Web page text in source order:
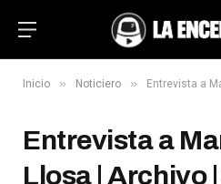
Inicio » Noticiero » Entrevista a
Entrevista a
Llosa | Archivo